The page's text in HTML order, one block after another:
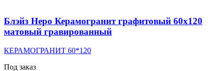
Блэйз Неро Керамогранит графитовый 60х120
матовый гравированный
КЕРАМОГРАНИТ 60*120
Под заказ